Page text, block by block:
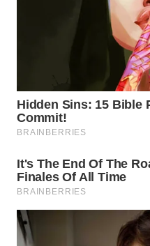
WN
TAPANULI
SELATAN
WN
TANJUNG
WN